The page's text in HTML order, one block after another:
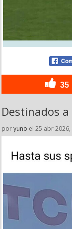
35
Destinados
poryuno el 25 abr 2026,